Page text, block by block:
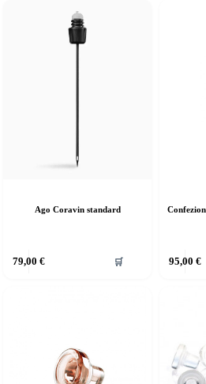
Ago Coravin standard
79,00 € 🛒 95,00 €